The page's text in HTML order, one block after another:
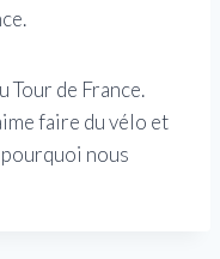
Tour de France.
faire du vélo et
nous